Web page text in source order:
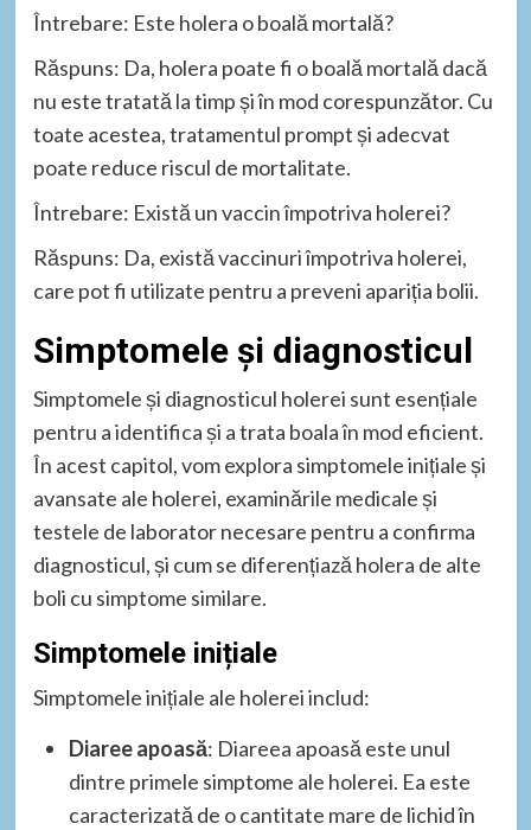
Întrebare: Este holera o boală mortală?
Răspuns: Da, holera poate fi o boală mortală dacă
nu este tratată la timp și în mod corespunzător. Cu
toate acestea, tratamentul prompt și adecvat
poate reduce riscul de mortalitate.
Întrebare: Există un vaccin împotriva holerei?
Răspuns: Da, există vaccinuri împotriva holerei,
care pot fi utilizate pentru a preveni apariția bolii.
Simptomele și diagnosticul
Simptomele și diagnosticul holerei sunt esențiale
pentru a identifica și a trata boala în mod eficient.
În acest capitol, vom explora simptomele inițiale și
avansate ale holerei, examinările medicale și
testele de laborator necesare pentru a confirma
diagnosticul, și cum se diferențiază holera de alte
boli cu simptome similare.
Simptomele inițiale
Simptomele inițiale ale holerei includ:
Diaree apoasă: Diareea apoasă este unul
dintre primele simptome ale holerei. Ea este
caracterizată de o cantitate mare de lichid în